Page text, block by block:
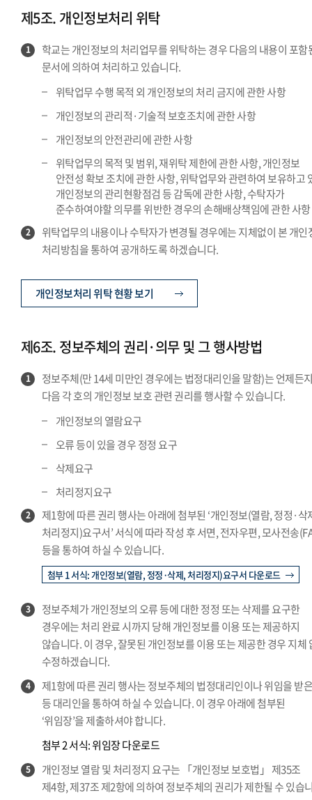
제5조. 개인정보처리 위탁
1
학교는 개인정보의 처리업무를 위탁하는 경우 다음의 내용이 포함
문서에 의하여 처리하고 있습니다.
위탁업무 수행 목적 외 개인정보의 처리 금지에 관한 사항
개인정보의 관리적·기술적 보호조치에 관한 사항
개인정보의 안전관리에 관한 사항
위탁업무의 목적 및 범위, 재위탁 제한에 관한 사항, 개인정보
안전성 확보 조치에 관한 사항, 위탁업무와 관련하여 보유하고
개인정보의 관리현황점검 등 감독에 관한 사항, 수탁자가
준수하여야할 의무를 위반한 경우의 손해배상책임에 관한 사항
2
위탁업무의 내용이나 수탁자가 변경될 경우에는 지체없이 본 개인
처리방침을 통하여 공개하도록 하겠습니다.
개인정보처리 위탁 현황 보기
제6조. 정보주체의 권리·의무 및 그 행사방법
1
정보주체(만 14세 미만인 경우에는 법정대리인을 말함)는 언제든
다음 각 호의 개인정보 보호 관련 권리를 행사할 수 있습니다.
개인정보의 열람요구
오류 등이 있을 경우 정정 요구
삭제요구
처리정지요구
2
제1항에 따른 권리 행사는 아래에 첨부된 ‘개인정보(열람, 정정·삭
처리정지)요구서’ 서식에 따라 작성 후 서면, 전자우편, 모사전송
등을 통하여 하실 수 있습니다.
첨부 1 서식: 개인정보(열람, 정정·삭제, 처리정지)요구서 다운로드
3
정보주체가 개인정보의 오류 등에 대한 정정 또는 삭제를 요구한
경우에는 처리 완료 시까지 당해 개인정보를 이용 또는 제공하지
않습니다. 이 경우, 잘못된 개인정보를 이용 또는 제공한 경우 지체
수정하겠습니다.
4
제1항에 따른 권리 행사는 정보주체의 법정대리인이나 위임을 받
등 대리인을 통하여 하실 수 있습니다. 이 경우 아래에 첨부된
‘위임장’을 제출하셔야 합니다.
첨부 2 서식: 위임장 다운로드
5
개인정보 열람 및 처리정지 요구는 「개인정보 보호법」 제35조
제4항, 제37조 제2항에 의하여 정보주체의 권리가 제한될 수 있습